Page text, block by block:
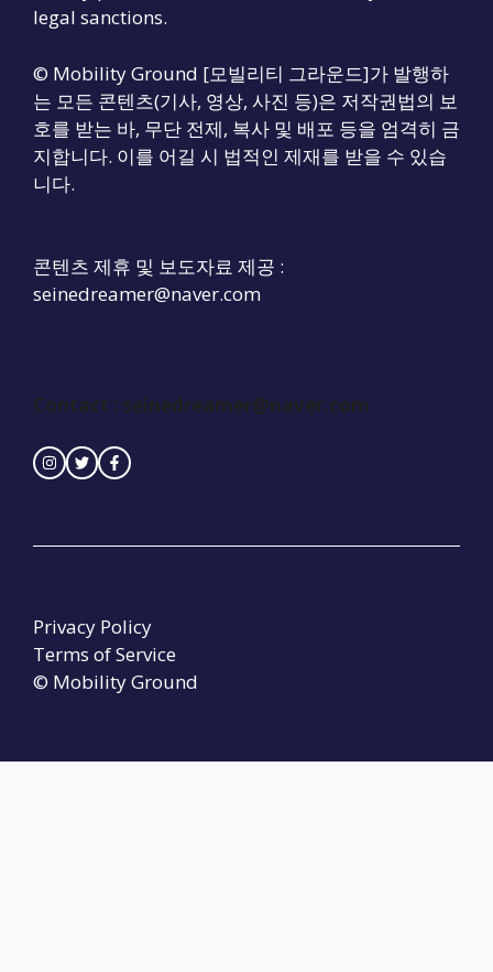
legal sanctions.
© Mobility Ground [모빌리티 그라운드]가 발행하
는 모든 콘텐츠(기사, 영상, 사진 등)은 저작권법의 보
호를 받는 바, 무단 전제, 복사 및 배포 등을 엄격히 금
지합니다. 이를 어길 시 법적인 제재를 받을 수 있습
니다.
콘텐츠 제휴 및 보도자료 제공 :
seinedreamer@naver.com
Contact : seinedreamer@naver.com
© Mobility Ground
Privacy Policy
Terms of Service